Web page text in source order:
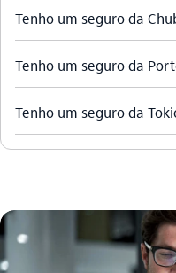
Tenho um seguro da
Tenho um seguro da
Tenho um seguro da